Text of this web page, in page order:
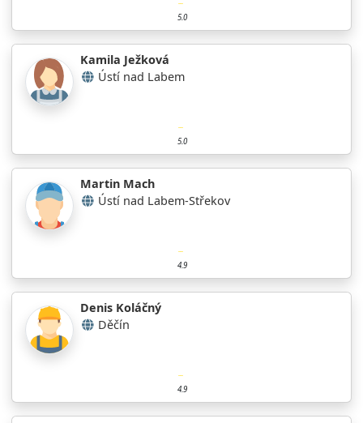
5.0
Kamila Ježková
Ústí nad Labem
5.0
Martin Mach
Ústí nad Labem-Střekov
4.9
Denis Koláčný
Děčín
4.9